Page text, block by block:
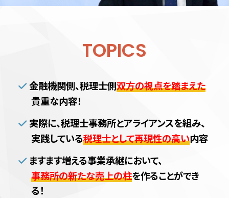
TOPICS
金融機関側、税理士側双方の視点を踏まえた
貴重な内容！
実際に、税理士事務所とアライアンスを組み、
実践している税理士として再現性の高い内容
ますます増える事業承継において、
事務所の新たな売上の柱を作ることができ
る！